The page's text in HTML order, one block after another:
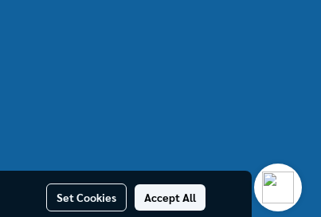
Set Cookies Accept All